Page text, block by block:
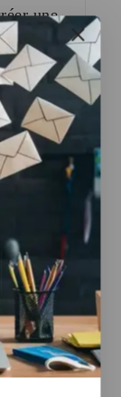
une
à
et